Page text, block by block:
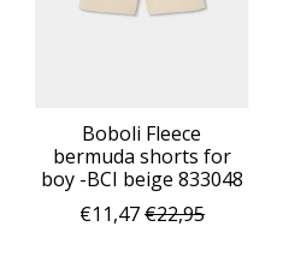
Boboli Fleece
bermuda shorts for
boy -BCI beige 833048
€11,47€22,95